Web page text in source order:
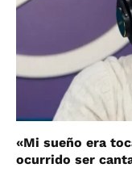
«Mi sueño era
ocurrido ser